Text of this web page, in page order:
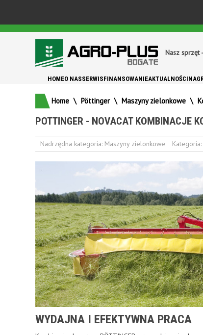
Nasz sprzęt
HOMEO NASSERWISFINANSOWANIEAKTUALNOŚCI
Home \ Pöttinger \ Maszyny zielonkowe \
POTTINGER - NOVACAT KOMBINACJE
Nadrzędna kategoria: Maszyny zielonkowe Kategoria:
WYDAJNA I EFEKTYWNA PRACA